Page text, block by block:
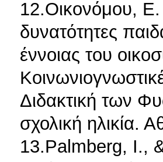
12.Οικονόμου,
δυνατότητες
έννοιας του
Διδακτική των
σχολική ηλικία.
13.Palmberg, I.,